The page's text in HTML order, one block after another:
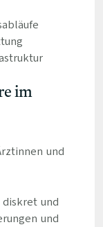
im
und
und
und